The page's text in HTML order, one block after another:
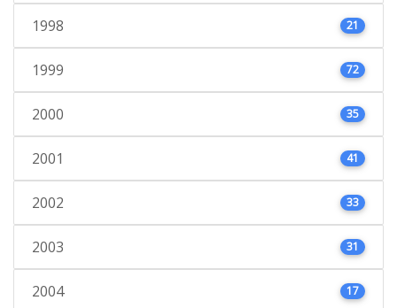
1998 21
1999 72
2000 35
2001 41
2002 33
2003 31
2004 17